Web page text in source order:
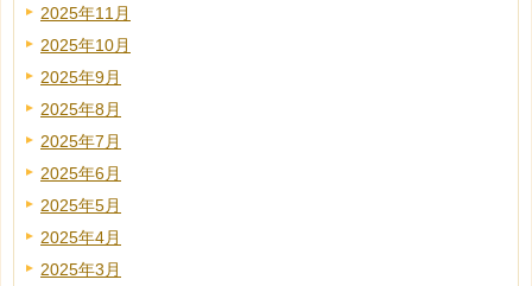
2025年11月
2025年10月
2025年9月
2025年8月
2025年7月
2025年6月
2025年5月
2025年4月
2025年3月